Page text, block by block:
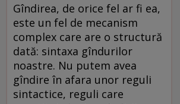
Gîndirea, de orice fel ar fi ea,
este un fel de mecanism
complex care are o structură
dată: sintaxa gîndurilor
noastre. Nu putem avea
gîndire în afara unor reguli
sintactice, reguli care